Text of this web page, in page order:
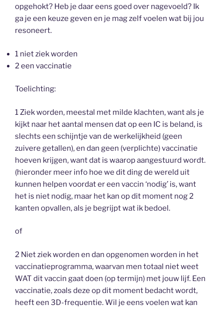
opgehokt? Heb je daar eens goed over nagevoeld? Ik
ga je een keuze geven en je mag zelf voelen wat bij jou
resoneert.
1 niet ziek worden
2 een vaccinatie
Toelichting:
1 Ziek worden, meestal met milde klachten, want als je
kijkt naar het aantal mensen dat op een IC is beland, is
slechts een schijntje van de werkelijkheid (geen
zuivere getallen), en dan geen (verplichte) vaccinatie
hoeven krijgen, want dat is waarop aangestuurd wordt.
(hieronder meer info hoe we dit ding de wereld uit
kunnen helpen voordat er een vaccin ‘nodig’ is, want
het is niet nodig, maar het kan op dit moment nog 2
kanten opvallen, als je begrijpt wat ik bedoel.
of
2 Niet ziek worden en dan opgenomen worden in het
vaccinatieprogramma, waarvan men totaal niet weet
WAT dit vaccin gaat doen (op termijn) met jouw lijf. Een
vaccinatie, zoals deze op dit moment bedacht wordt,
heeft een 3D-frequentie. Wil je eens voelen wat kan